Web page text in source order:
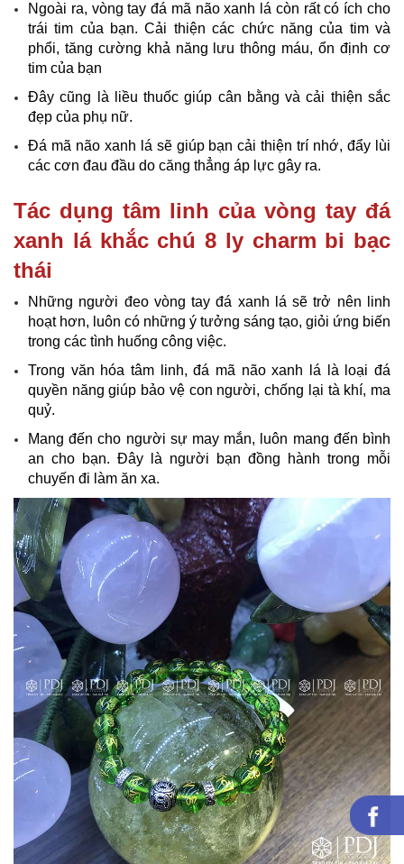
Ngoài ra, vòng tay đá mã não xanh lá còn rất có ích cho
trái tim của bạn. Cải thiện các chức năng của tim và
phổi, tăng cường khả năng lưu thông máu, ổn định cơ
tim của bạn
Đây cũng là liều thuốc giúp cân bằng và cải thiện sắc
đẹp của phụ nữ.
Đá mã não xanh lá sẽ giúp bạn cải thiện trí nhớ, đẩy lùi
các cơn đau đầu do căng thẳng áp lực gây ra.
Tác dụng tâm linh của vòng tay đá
xanh lá khắc chú 8 ly charm bi bạc
thái
Những người đeo vòng tay đá xanh lá sẽ trở nên linh
hoạt hơn, luôn có những ý tưởng sáng tạo, giỏi ứng biến
trong các tình huống công việc.
Trong văn hóa tâm linh, đá mã não xanh lá là loại đá
quyền năng giúp bảo vệ con người, chống lại tà khí, ma
quỷ.
Mang đến cho người sự may mắn, luôn mang đến bình
an cho bạn. Đây là người bạn đồng hành trong mỗi
chuyến đi làm ăn xa.